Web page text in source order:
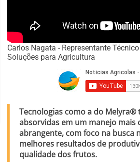
Carlos Nagata - Representante
Soluções para Agricultura
Tecnologias como a do Melyra®
absorvidas em um manejo mais
abrangente, com foco na busca
melhores resultados de
qualidade dos frutos.